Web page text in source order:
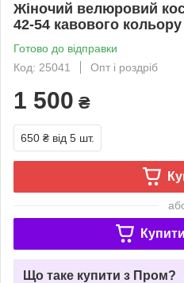
Жіночий велюровий
42-54 кавового кольору
Готово до відправки
Код: 25041
Опт і роздріб
1 500 ₴
650 ₴ від 5 шт.
Що таке купити з Пром?